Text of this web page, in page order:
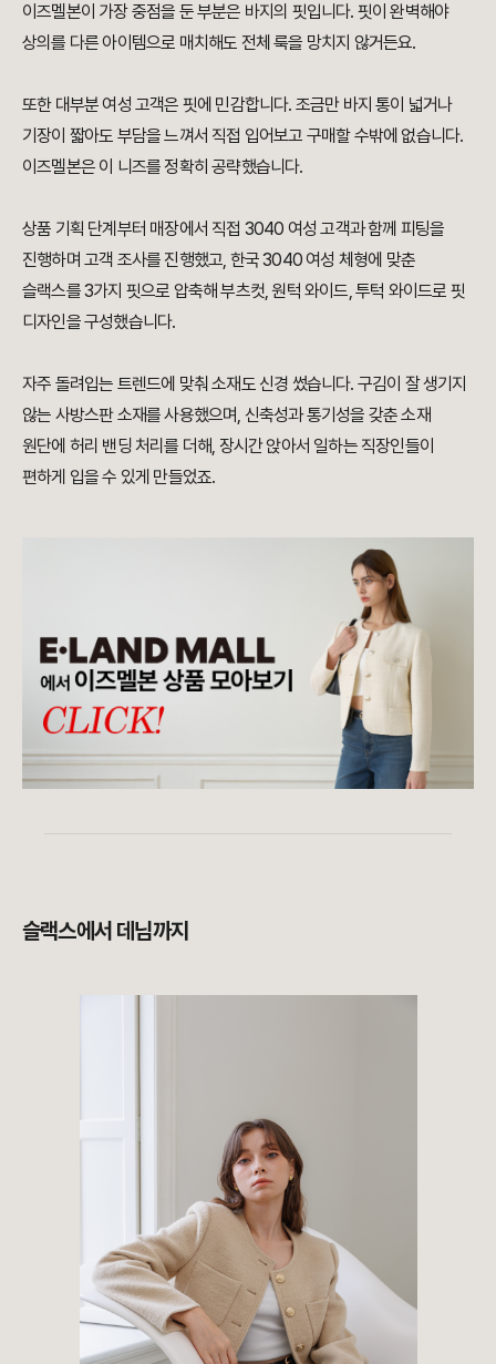
이즈멜본이 가장 중점을 둔 부분은 바지의 핏입니다. 핏이 완벽해야
상의를 다른 아이템으로 매치해도 전체 룩을 망치지 않거든요.
또한 대부분 여성 고객은 핏에 민감합니다. 조금만 바지 통이 넓거나
기장이 짧아도 부담을 느껴서 직접 입어보고 구매할 수밖에 없습니다.
이즈멜본은 이 니즈를 정확히 공략했습니다.
상품 기획 단계부터 매장에서 직접 3040 여성 고객과 함께 피팅을
진행하며 고객 조사를 진행했고, 한국 3040 여성 체형에 맞춘
슬랙스를 3가지 핏으로 압축해 부츠컷, 원턱 와이드, 투턱 와이드로 핏
디자인을 구성했습니다.
자주 돌려입는 트렌드에 맞춰 소재도 신경 썼습니다. 구김이 잘 생기지
않는 사방스판 소재를 사용했으며, 신축성과 통기성을 갖춘 소재
원단에 허리 밴딩 처리를 더해, 장시간 앉아서 일하는 직장인들이
편하게 입을 수 있게 만들었죠.
슬랙스에서 데님까지